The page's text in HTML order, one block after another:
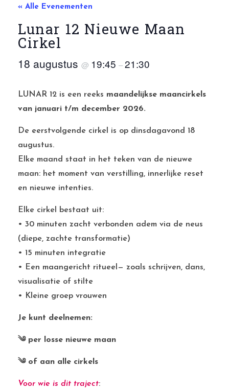
« Alle Evenementen
Lunar 12 Nieuwe Maan
Cirkel
18 augustus @ 19:45 –21:30
LUNAR 12 is een reeks maandelijkse maancirkels
van januari t/m december 2026.
De eerstvolgende cirkel is op dinsdagavond 18
augustus.
Elke maand staat in het teken van de nieuwe
maan: het moment van verstilling, innerlijke reset
en nieuwe intenties.
Elke cirkel bestaat uit:
• 30 minuten zacht verbonden adem via de neus
(diepe, zachte transformatie)
• 15 minuten integratie
• Een maangericht ritueel— zoals schrijven, dans,
visualisatie of stilte
• Kleine groep vrouwen
Je kunt deelnemen:
༄ per losse nieuwe maan
༄ of aan alle cirkels
Voor wie is dit traject: